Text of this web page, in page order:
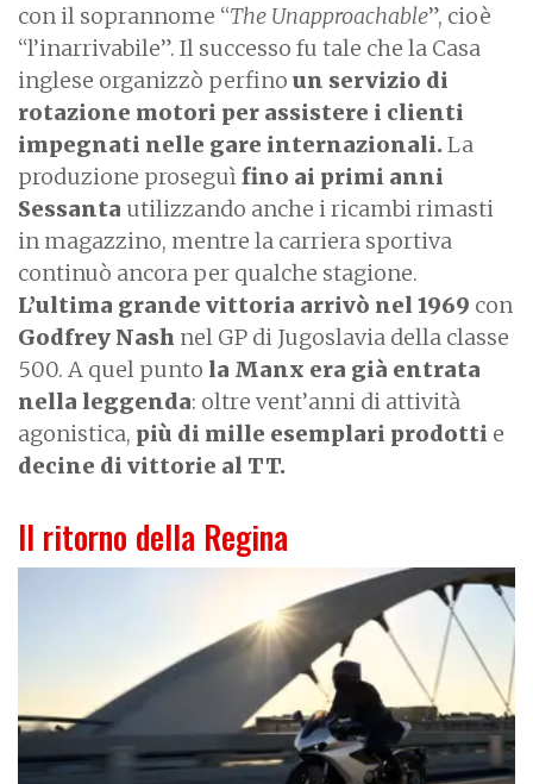
con il soprannome “The Unapproachable”, cioè
“l’inarrivabile”. Il successo fu tale che la Casa
inglese organizzò perfino un servizio di
rotazione motori per assistere i clienti
impegnati nelle gare internazionali. La
produzione proseguìfino ai primi anni
Sessanta utilizzando anche i ricambi rimasti
in magazzino, mentre la carriera sportiva
continuò ancora per qualche stagione.
L’ultima grande vittoria arrivò nel 1969 con
Godfrey Nash nel GP di Jugoslavia della classe
500. A quel punto la Manx era già entrata
nella leggenda: oltre vent’anni di attività
agonistica, più di mille esemplari prodotti e
decine di vittorie al TT.
Il ritorno della Regina
e